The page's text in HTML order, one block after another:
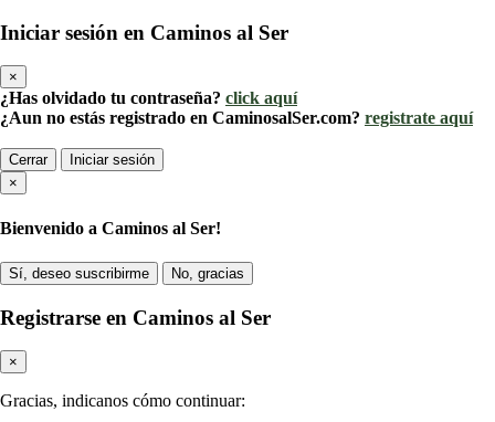
Iniciar sesión en Caminos al Ser
×
¿Has olvidado tu contraseña? click aquí
¿Aun no estás registrado en CaminosalSer.com? registrate aquí
Cerrar
Iniciar sesión
×
Bienvenido a Caminos al Ser!
Sí, deseo suscribirme No, gracias
Registrarse en Caminos al Ser
×
Gracias, indicanos cómo continuar: